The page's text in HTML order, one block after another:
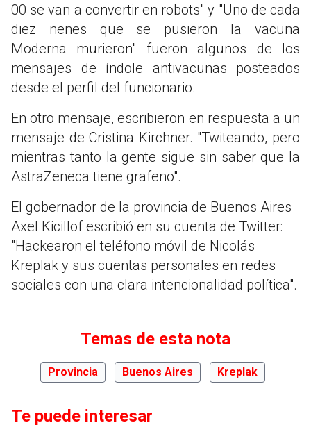
00 se van a convertir en robots" y "Uno de cada
diez nenes que se pusieron la vacuna
Moderna murieron" fueron algunos de los
mensajes de índole antivacunas posteados
desde el perfil del funcionario.
En otro mensaje, escribieron en respuesta a un
mensaje de Cristina Kirchner. "Twiteando, pero
mientras tanto la gente sigue sin saber que la
AstraZeneca tiene grafeno".
El gobernador de la provincia de Buenos Aires
Axel Kicillof escribió en su cuenta de Twitter:
"Hackearon el teléfono móvil de Nicolás
Kreplak y sus cuentas personales en redes
sociales con una clara intencionalidad política".
Temas de esta nota
Provincia Buenos Aires Kreplak
Te puede interesar